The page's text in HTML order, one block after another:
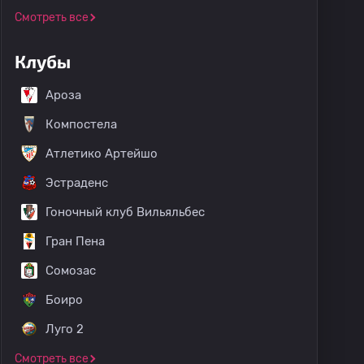
Смотреть все
Клубы
Ароза
Компостела
Атлетико Артейшо
Эстраденс
Гоночный клуб Вильяльбес
Гран Пена
Сомозас
Боиро
Луго 2
Смотреть все